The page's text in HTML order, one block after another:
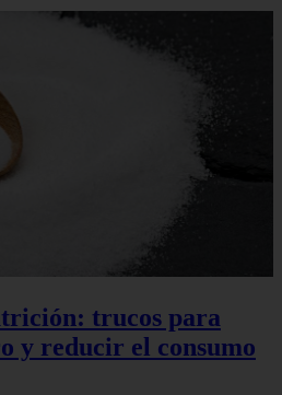
trucos para
y reducir el consumo